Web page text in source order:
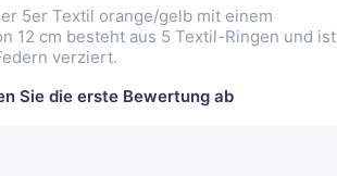
5er Textil orange/gelb mit einem
12 cm besteht aus 5 Textil-Ringen und ist
verziert.
Sie die erste Bewertung ab